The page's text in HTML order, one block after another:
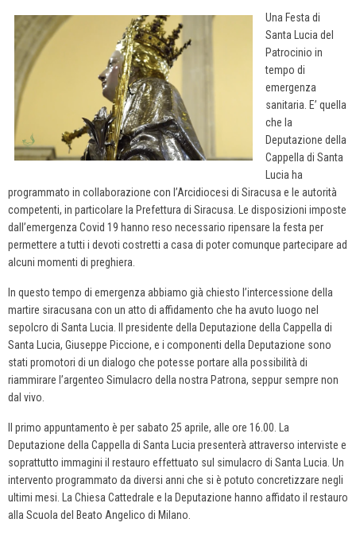
Una Festa di
Santa Lucia del
Patrocinio in
tempo di
emergenza
sanitaria. E’ quella
che la
Deputazione della
Cappella di Santa
Lucia ha
programmato in collaborazione con l’Arcidiocesi di Siracusa e le autorità
competenti, in particolare la Prefettura di Siracusa. Le disposizioni imposte
dall’emergenza Covid 19 hanno reso necessario ripensare la festa per
permettere a tutti i devoti costretti a casa di poter comunque partecipare ad
alcuni momenti di preghiera.
In questo tempo di emergenza abbiamo già chiesto l’intercessione della
martire siracusana con un atto di affidamento che ha avuto luogo nel
sepolcro di Santa Lucia.
Il presidente della Deputazione della Cappella di
Santa Lucia, Giuseppe Piccione, e i componenti della Deputazione sono
stati promotori di un dialogo che potesse portare alla possibilità di
riammirare l’argenteo Simulacro della nostra Patrona, seppur sempre non
dal vivo.
Il primo appuntamento è per sabato 25 aprile, alle ore 16.00. La
Deputazione della Cappella di Santa Lucia presenterà attraverso interviste e
soprattutto immagini il restauro effettuato sul simulacro di Santa Lucia. Un
intervento programmato da diversi anni che si è potuto concretizzare negli
ultimi mesi. La Chiesa Cattedrale e la Deputazione hanno affidato il restauro
alla Scuola del Beato Angelico di Milano.